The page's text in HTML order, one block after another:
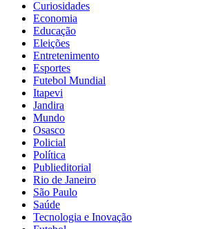
Curiosidades
Economia
Educação
Eleições
Entretenimento
Esportes
Futebol Mundial
Itapevi
Jandira
Mundo
Osasco
Policial
Política
Publieditorial
Rio de Janeiro
São Paulo
Saúde
Tecnologia e Inovação